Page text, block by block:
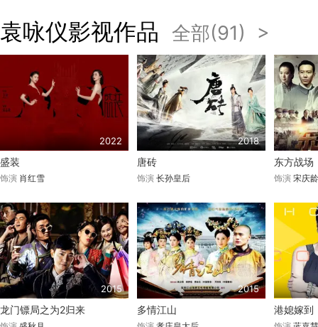
袁咏仪影视作品 全部(91) >
2022
盛装
饰演 肖红雪
2018
唐砖
饰演 长孙皇后
东方战场
饰演 宋庆
2015
龙门镖局之为2归来
2015
多情江山 港媳嫁到